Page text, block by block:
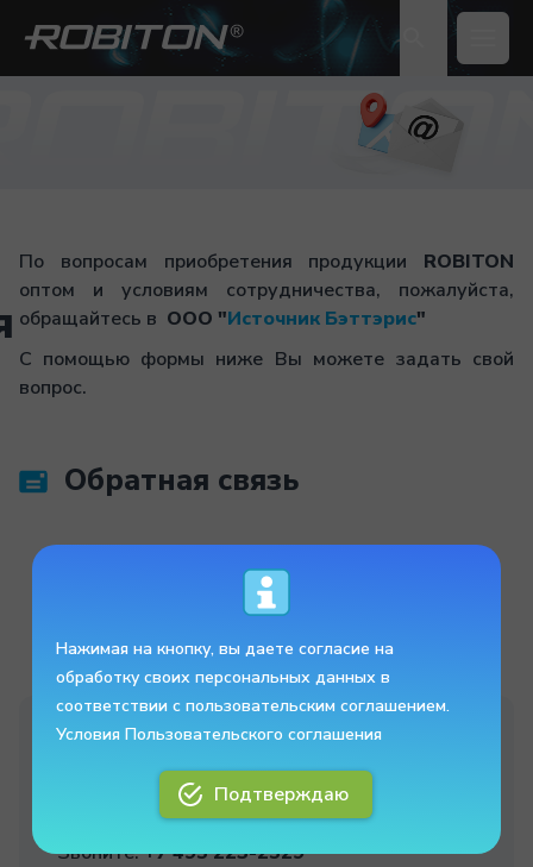
По вопросам приобретения продукции ROBITON
оптом и условиям сотрудничества, пожалуйста,
обращайтесь в ООО "Источник Бэттэрис"
С помощью формы ниже Вы можете задать свой
вопрос.
Обратная связь
Внимание !
Ищем дистрибьютора в Казахстане,
Армении и Киргизии.
Звоните:+7 495 223-2529
Нажимая на кнопку, вы даете согласие на
обработку своих персональных данных в
соответствии с пользовательским соглашением.
Условия Пользовательского соглашения
Подтверждаю